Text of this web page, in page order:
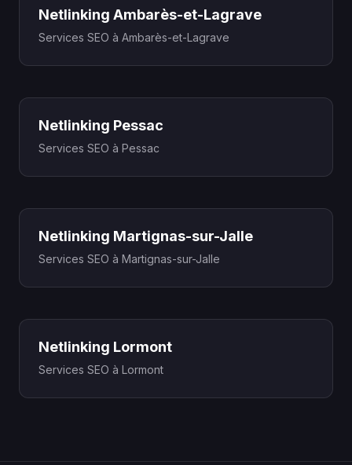
Netlinking Ambarès-et-Lagrave
Services SEO à Ambarès-et-Lagrave
Netlinking Pessac
Services SEO à Pessac
Netlinking Martignas-sur-Jalle
Services SEO à Martignas-sur-Jalle
Netlinking Lormont
Services SEO à Lormont